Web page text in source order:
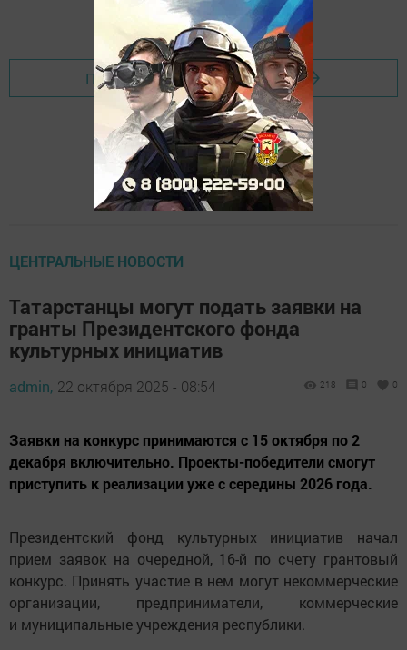
Перейти на страницу новости
ЦЕНТРАЛЬНЫЕ НОВОСТИ
Татарстанцы могут подать заявки на
гранты Президентского фонда
культурных инициатив
admin, 22 октября 2025 - 08:54 218 0 0
Заявки на конкурс принимаются с 15 октября по 2
декабря включительно. Проекты-победители смогут
приступить к реализации уже с середины 2026 года.
Президентский фонд культурных инициатив начал
прием заявок на очередной, 16-й по счету грантовый
конкурс. Принять участие в нем могут некоммерческие
организации, предприниматели, коммерческие
и муниципальные учреждения республики.